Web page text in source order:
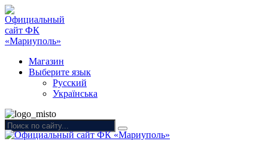
Магазин
Выберите язык
Русский
Українська